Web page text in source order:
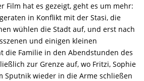
Film hat es gezeigt, geht es um mehr:
in Konflikt mit der Stasi, die
wühlen die Stadt auf, und erst nach
und einigen kleinen
die Familie in den Abendstunden des
zur Grenze auf, wo Fritzi, Sophie
Sputnik wieder in die Arme schließen